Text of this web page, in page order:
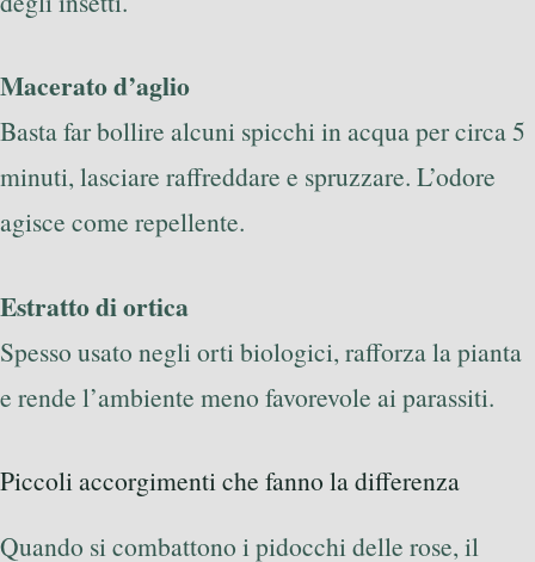
Macerato d’aglio
Basta far bollire alcuni spicchi in acqua per circa 5
minuti, lasciare raffreddare e spruzzare. L’odore
agisce come repellente.
Estratto di ortica
Spesso usato negli orti biologici, rafforza la pianta
e rende l’ambiente meno favorevole ai parassiti.
Piccoli accorgimenti che fanno la differenza
Quando si combattono i pidocchi delle rose, il